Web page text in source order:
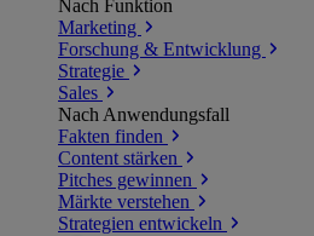
Nach Funktion
Marketing
Forschung & Entwicklung
Strategie
Sales
Nach Anwendungsfall
Fakten finden
Content stärken
Pitches gewinnen
Märkte verstehen
Strategien entwickeln